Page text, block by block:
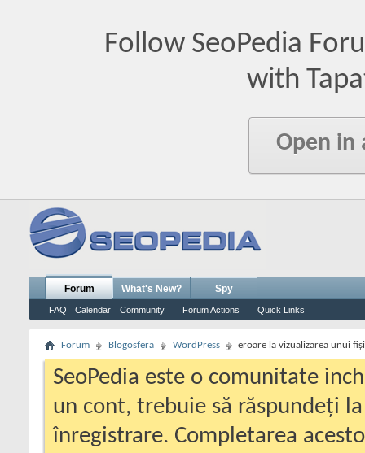
Follow SeoPedia
with
Open in
Forum
FAQ Calendar Community Forum Actions Quick Links
What's New? Spy
Forum Blogosfera WordPress eroare la vizualizarea unui
SeoPedia este o comunitate
un cont, trebuie să răspundeți
înregistrare. Completarea